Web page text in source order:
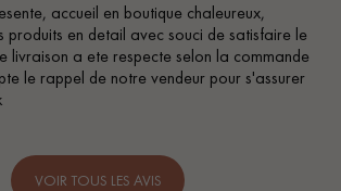
Conseil parfait, échanges fluides. Je
BEILE FRANCK
VOIR TOUS LES AVIS